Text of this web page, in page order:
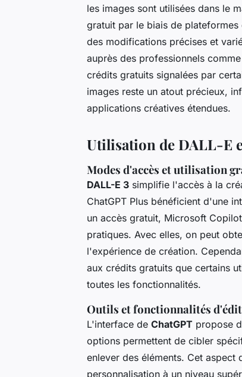
les images sont utilisées dans le
gratuit par le biais de
des modifications précises et
auprès des professionnels
crédits gratuits signalées par
images reste un atout précieux,
applications créatives étendues.
Utilisation de DALL-E
Modes d'accès et utilisation
DALL-E 3 simplifie l'accès à la
ChatGPT Plus bénéficient d'une
un accès gratuit, Microsoft
pratiques. Avec elles, on peut
l'expérience de création.
aux crédits gratuits que certains
toutes les fonctionnalités.
Outils et fonctionnalités
L'interface de ChatGPT propose
options permettent de cibler
enlever des éléments. Cet
personnalisation à un niveau